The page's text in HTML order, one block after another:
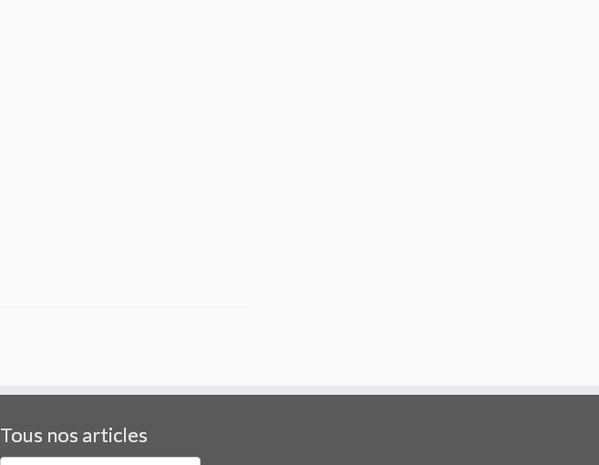
Tous nos articles